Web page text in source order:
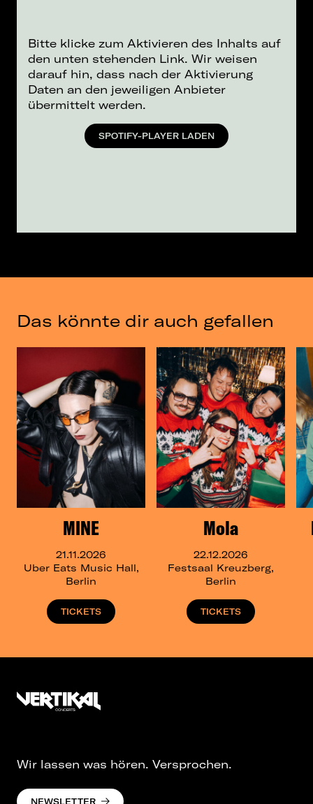
Bitte klicke zum Aktivieren des Inhalts auf
den unten stehenden Link. Wir weisen
darauf hin, dass nach der Aktivierung
Daten an den jeweiligen Anbieter
übermittelt werden.
SPOTIFY-PLAYER LADEN
Das könnte dir auch gefallen
MINE
21.11.2026
Uber Eats Music Hall,
Berlin
TICKETS
Mola
22.12.2026
Festsaal Kreuzberg,
Berlin
TICKETS
Wir lassen was hören. Versprochen.
NEWSLETTER